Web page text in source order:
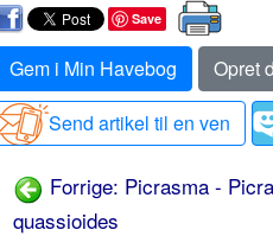
Save
Gem i Min Havebog
Opret
Send artikel til en ven
Forrige: Picrasma -
quassioides